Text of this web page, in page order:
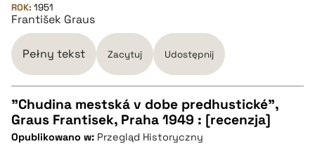
pobierz cytat
pobierz cytat
ROK: 1951
František Graus
Pełny tekst Zacytuj Udostępnij
CZYSTY TEKST
"Chudina mestská v dobe predhustické",
Graus Frantisek, Praha 1949 : [recenzja]
Opublikowano w: Przegląd Historyczny